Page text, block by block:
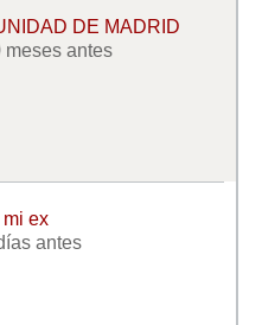
DE MADRID
meses antes
ex
antes